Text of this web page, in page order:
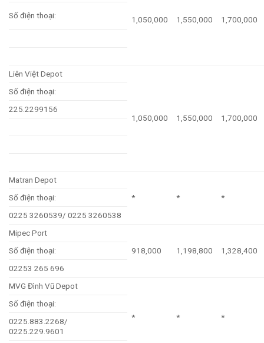
1,050,000 1,550,000 1,700,000
Số điện thoại:
Liên Việt Depot
1,050,000 1,550,000 1,700,000
Số điện thoại:
225.2299156
Matran Depot
*
* *
Số điện thoại:
0225 3260539/ 0225 3260538
Mipec Port
918,000
1,198,800 1,328,400
Số điện thoại:
02253 265 696
MVG Đình Vũ Depot
* * *
Số điện thoại:
0225.883.2268/
0225.229.9601